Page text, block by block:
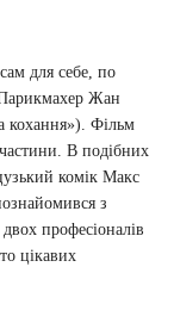
для себе, по
Жан
кохання»). Фільм
частини. В подібних
комік Макс
з
професіоналів
цікавих